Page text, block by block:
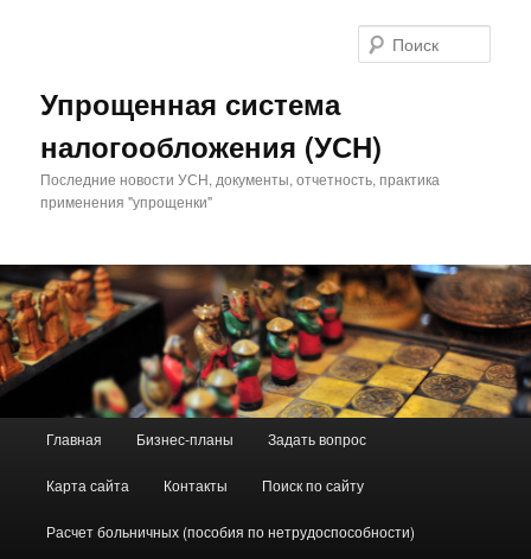
Упрощенная система
налогообложения (УСН)
Последние новости УСН, документы, отчетность, практика
применения "упрощенки"
Перейти к основному содержимому
Перейти к дополнительному содержимому
Главная Бизнес-планы Задать вопрос
Карта сайта Контакты Поиск по сайту
Расчет больничных (пособия по нетрудоспособности)